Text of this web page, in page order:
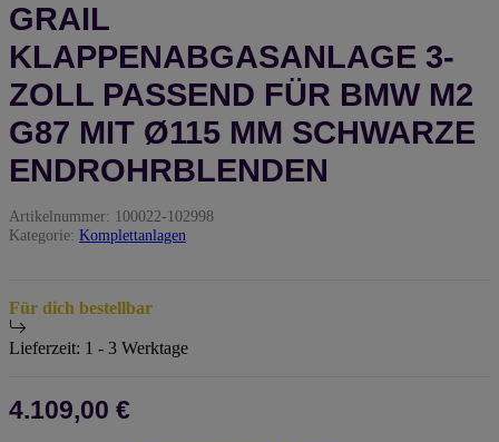
GRAIL
KLAPPENABGASANLAGE 3-
ZOLL PASSEND FÜR BMW M2
G87 MIT Ø115 MM SCHWARZE
ENDROHRBLENDEN
Artikelnummer: 100022-102998
Kategorie: Komplettanlagen
Für dich bestellbar
Lieferzeit: 1 - 3 Werktage
4.109,00 €